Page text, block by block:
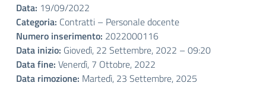
Data: 19/09/2022
Categoria: Contratti – Personale docente
Numero inserimento: 2022000116
Data inizio: Giovedì, 22 Settembre, 2022 – 09:20
Data fine: Venerdì, 7 Ottobre, 2022
Data rimozione: Martedì, 23 Settembre, 2025